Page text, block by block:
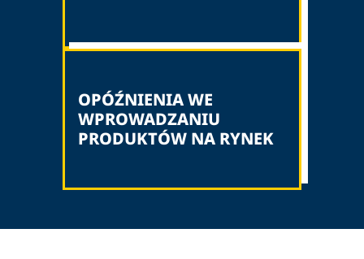
OPÓŹNIENIA WE
WPROWADZANIU
PRODUKTÓW NA RYNEK